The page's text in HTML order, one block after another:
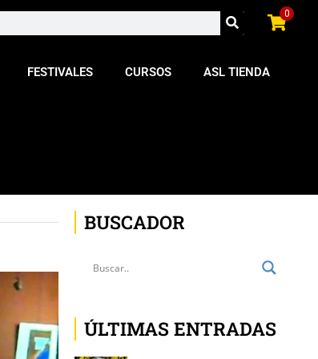
0
FESTIVALES CURSOS ASL TIENDA
BUSCADOR
ÚLTIMAS ENTRADAS